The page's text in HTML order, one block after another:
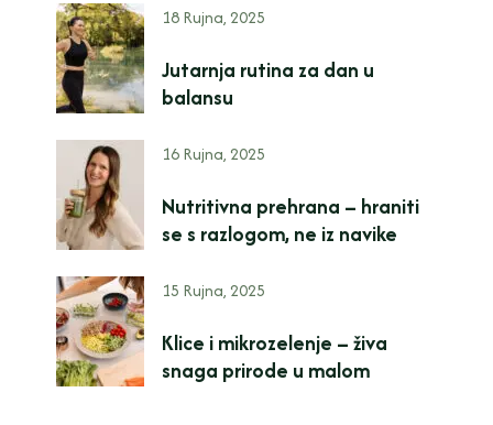
18 Rujna, 2025
Jutarnja rutina za dan u
balansu
16 Rujna, 2025
Nutritivna prehrana – hraniti
se s razlogom, ne iz navike
15 Rujna, 2025
Klice i mikrozelenje – živa
snaga prirode u malom